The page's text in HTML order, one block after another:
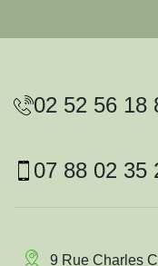
02 52 56 18
07 88 02 35
9 Rue Charles